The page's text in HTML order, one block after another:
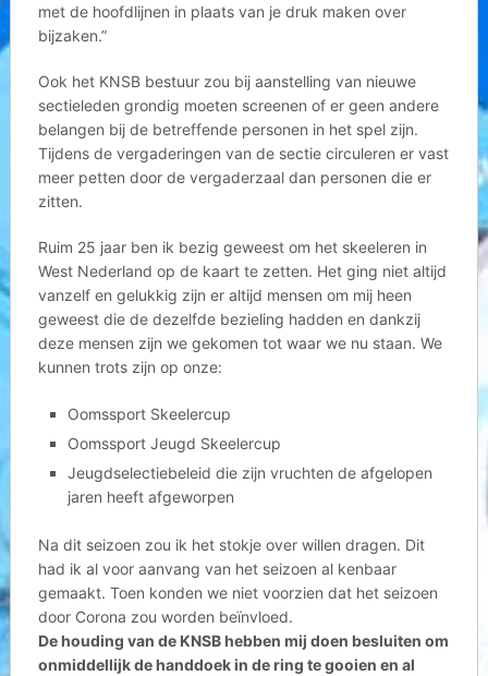
met de hoofdlijnen in plaats van je druk maken over
bijzaken.”
Ook het KNSB bestuur zou bij aanstelling van nieuwe
sectieleden grondig moeten screenen of er geen andere
belangen bij de betreffende personen in het spel zijn.
Tijdens de vergaderingen van de sectie circuleren er vast
meer petten door de vergaderzaal dan personen die er
zitten.
Ruim 25 jaar ben ik bezig geweest om het skeeleren in
West Nederland op de kaart te zetten. Het ging niet altijd
vanzelf en gelukkig zijn er altijd mensen om mij heen
geweest die de dezelfde bezieling hadden en dankzij
deze mensen zijn we gekomen tot waar we nu staan. We
kunnen trots zijn op onze:
Oomssport Skeelercup
Oomssport Jeugd Skeelercup
Jeugdselectiebeleid die zijn vruchten de afgelopen
jaren heeft afgeworpen
Na dit seizoen zou ik het stokje over willen dragen. Dit
had ik al voor aanvang van het seizoen al kenbaar
gemaakt. Toen konden we niet voorzien dat het seizoen
door Corona zou worden beïnvloed.
De houding van de KNSB hebben mij doen besluiten om
onmiddellijk de handdoek in de ring te gooien en al